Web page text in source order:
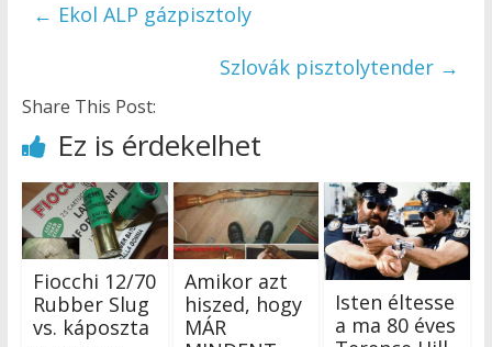
← Ekol ALP gázpisztoly
Szlovák pisztolytender →
Share This Post:
Ez is érdekelhet
Fiocchi 12/70
Rubber Slug
vs. káposzta
Amikor azt
hiszed, hogy
MÁR
Isten éltesse
a ma 80 éves